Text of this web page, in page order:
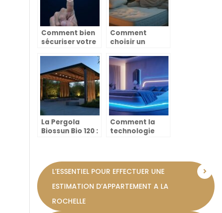
Comment bien
sécuriser votre
Comment
choisir un
pour améliorer
votre sommeil
La Pergola
Biossun Bio 120 :
Comment la
technologie
L’ESSENTIEL POUR EFFECTUER UNE
ESTIMATION D’APPARTEMENT A LA
ROCHELLE